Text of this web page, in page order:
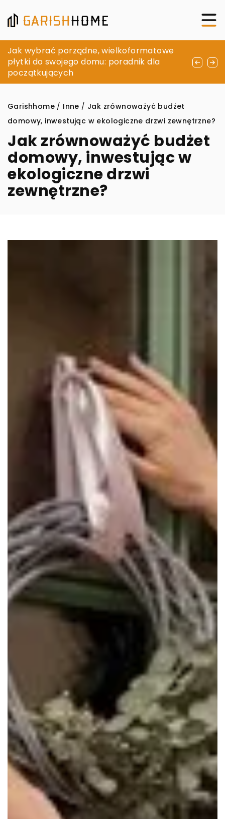
Jakie są różnice między różnymi typami
zaworów i kiedy warto je stosować?
Jak wybrać porządne, wielkoformatowe
płytki do swojego domu: poradnik dla
początkujących
Ergonomia i styl: Jak wybrać idealne
siedzisko do nowoczesnego wnętrza
Garishhome / Inne / Jak zrównoważyć budżet
domowy, inwestując w ekologiczne drzwi zewnętrzne?
Jak zrównoważyć budżet
domowy, inwestując w
ekologiczne drzwi
zewnętrzne?